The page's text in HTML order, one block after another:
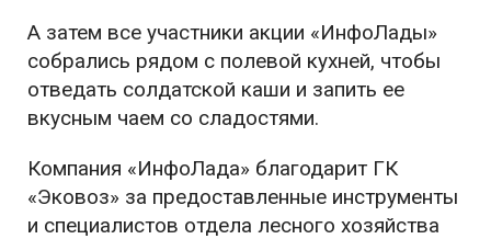
А затем все участники акции «ИнфоЛады»
собрались рядом с полевой кухней, чтобы
отведать солдатской каши и запить ее
вкусным чаем со сладостями.
Компания «ИнфоЛада» благодарит ГК
«Эковоз» за предоставленные инструменты
и специалистов отдела лесного хозяйства